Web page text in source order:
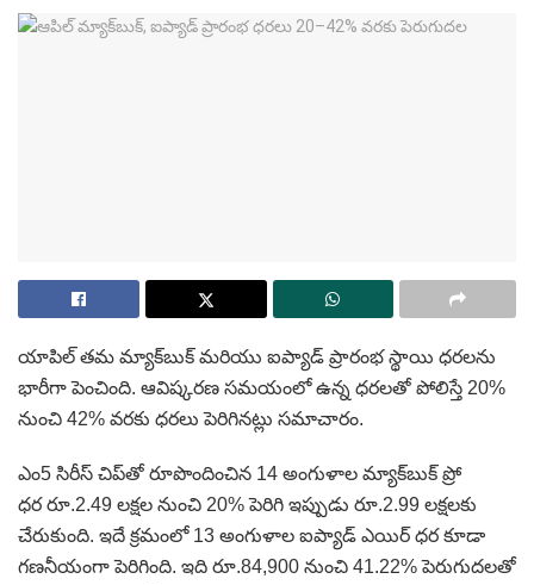
యాపిల్ తమ మ్యాక్‌బుక్ మరియు ఐప్యాడ్ ప్రారంభ స్థాయి ధరలను
భారీగా పెంచింది. ఆవిష్కరణ సమయంలో ఉన్న ధరలతో పోలిస్తే 20%
నుంచి 42% వరకు ధరలు పెరిగినట్లు సమాచారం.
ఎం5 సిరీస్ చిప్‌తో రూపొందించిన 14 అంగుళాల మ్యాక్‌బుక్ ప్రో
ధర రూ.2.49 లక్షల నుంచి 20% పెరిగి ఇప్పుడు రూ.2.99 లక్షలకు
చేరుకుంది. ఇదే క్రమంలో 13 అంగుళాల ఐప్యాడ్ ఎయిర్ ధర కూడా
గణనీయంగా పెరిగింది. ఇది రూ.84,900 నుంచి 41.22% పెరుగుదలతో